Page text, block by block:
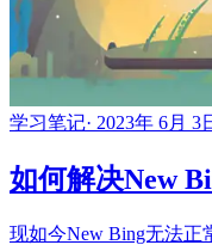
学习笔记· 2023年 6月 3
如何解决New
现如今New Bing无法正